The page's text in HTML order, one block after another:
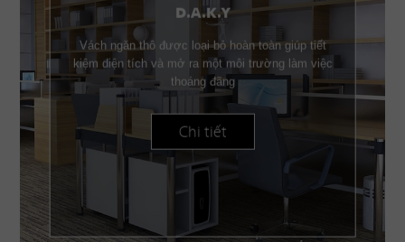
D.A.K.Y
Vách ngăn thô được loại bỏ hoàn toàn giúp tiết
kiệm diện tích và mở ra một môi trường làm việc
thoáng đãng
Chi tiết